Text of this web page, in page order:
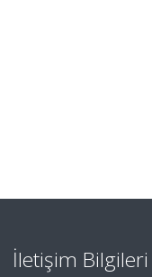
İletişim Bilgileri